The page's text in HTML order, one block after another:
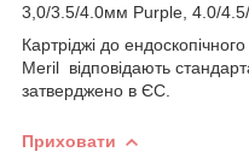
3,0/3.5/4.0мм Purple, 4.0/
Картріджі до
Meril відповідають
затверджено в ЄС.
Приховати